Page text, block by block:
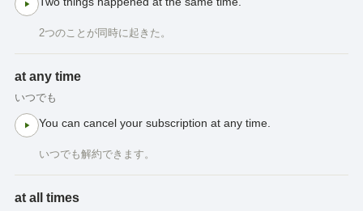
2つのことが同時に起きた。
at any time
いつでも
You can cancel your subscription at any time.
いつでも解約できます。
at all times